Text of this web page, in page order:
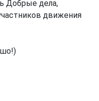
Добрые дела,
движения